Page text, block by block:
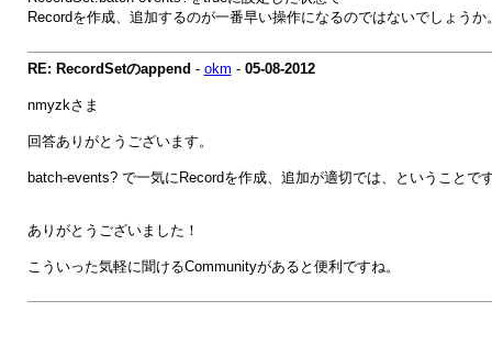
Recordを作成、追加するのが一番早い操作になるのではないでしょうか。
RE: RecordSetのappend - okm - 05-08-2012
nmyzkさま
回答ありがとうございます。
batch-events? で一気にRecordを作成、追加が適切では、ということです
ありがとうございました！
こういった気軽に聞けるCommunityがあると便利ですね。